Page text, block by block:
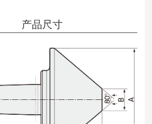
产品尺寸